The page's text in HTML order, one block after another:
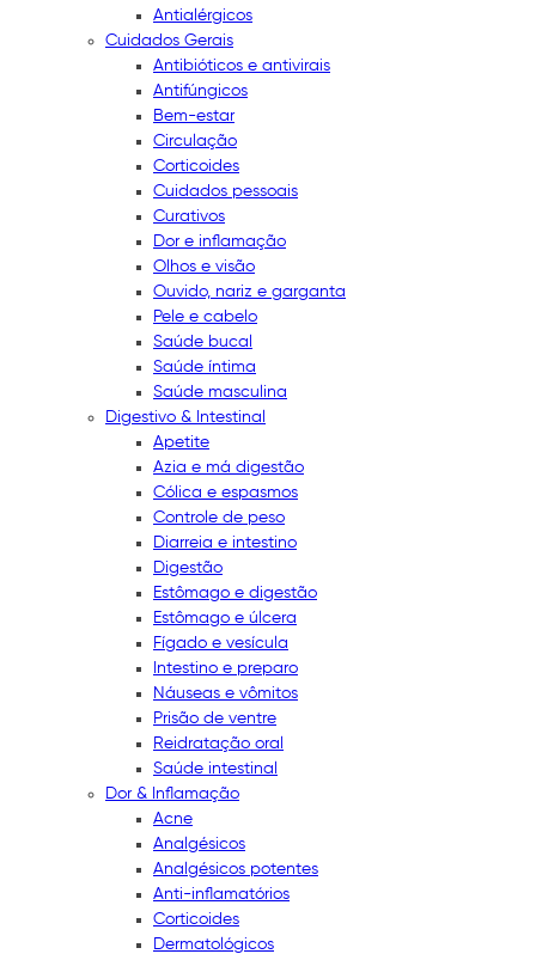
Antialérgicos
Cuidados Gerais
Antibióticos e antivirais
Antifúngicos
Bem-estar
Circulação
Corticoides
Cuidados pessoais
Curativos
Dor e inflamação
Olhos e visão
Ouvido, nariz e garganta
Pele e cabelo
Saúde bucal
Saúde íntima
Saúde masculina
Digestivo & Intestinal
Apetite
Azia e má digestão
Cólica e espasmos
Controle de peso
Diarreia e intestino
Digestão
Estômago e digestão
Estômago e úlcera
Fígado e vesícula
Intestino e preparo
Náuseas e vômitos
Prisão de ventre
Reidratação oral
Saúde intestinal
Dor & Inflamação
Acne
Analgésicos
Analgésicos potentes
Anti-inflamatórios
Corticoides
Dermatológicos